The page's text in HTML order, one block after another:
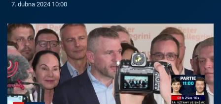
7. dubna 2024 10:00